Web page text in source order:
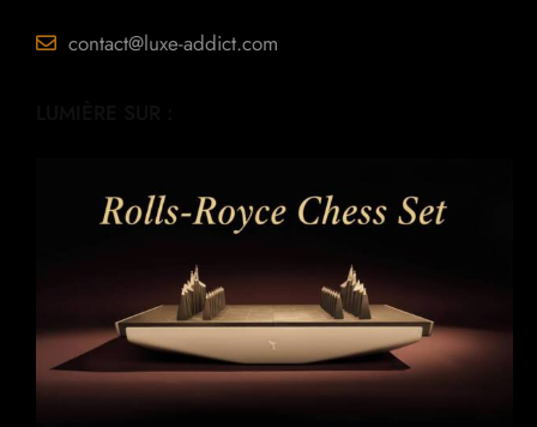
contact@luxe-addict.com